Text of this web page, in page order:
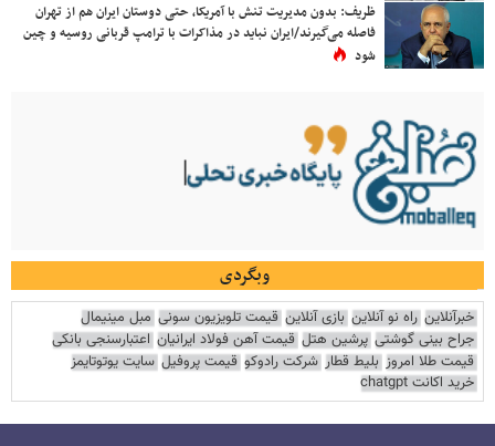
ظریف: بدون مدیریت تنش با آمریکا، حتی دوستان ایران هم از تهران
فاصله می‌گیرند/ایران نباید در مذاکرات با ترامپ قربانی روسیه و چین
شود
وبگردی
خبرآنلاین راه نو آنلاین بازی آنلاین قیمت تلویزیون سونی مبل مینیمال
جراح بینی گوشتی پرشین هتل قیمت آهن فولاد ایرانیان اعتبارسنجی بانکی
قیمت طلا امروز بلیط قطار شرکت رادوکو قیمت پروفیل سایت یوتوتایمز
خرید اکانت chatgpt